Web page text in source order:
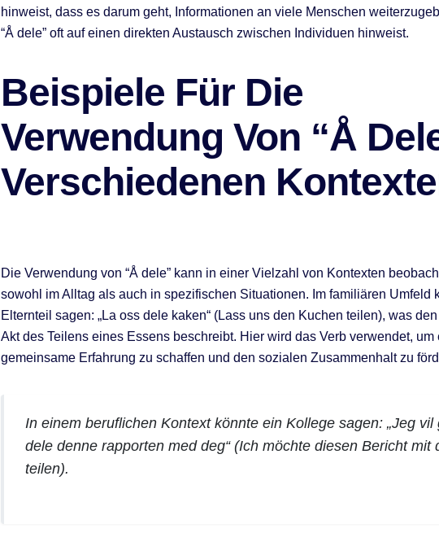
hinweist, dass es darum geht, Informationen an viele Menschen
“Å dele” oft auf einen direkten Austausch zwischen Individuen hinweist.
Beispiele Für Die
Verwendung Von “Å
Verschiedenen
Die Verwendung von “Å dele” kann in einer Vielzahl von Kontexten
sowohl im Alltag als auch in spezifischen Situationen. Im familiären Umfeld
Elternteil sagen: „La oss dele kaken“ (Lass uns den Kuchen teilen), was
Akt des Teilens eines Essens beschreibt. Hier wird das Verb verwendet, um
gemeinsame Erfahrung zu schaffen und den sozialen Zusammenhalt zu
In einem beruflichen Kontext könnte ein Kollege sagen: „Jeg vil
dele denne rapporten med deg“ (Ich möchte diesen Bericht mit
teilen).